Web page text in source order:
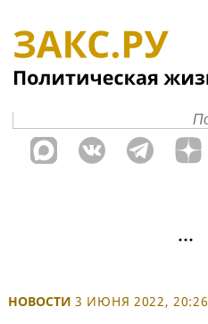
НОВОСТИ 3 ИЮНЯ 2022, 20:26